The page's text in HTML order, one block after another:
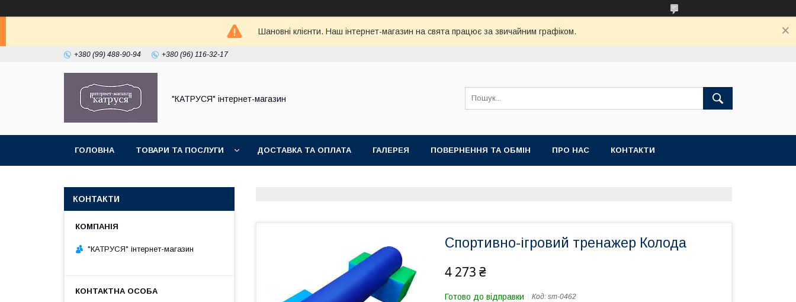
Шановні клієнти. Наш інтернет-магазин на свята працює за звичайним графіком.
+380 (99) 488-90-94 +380 (96) 116-32-17
"КАТРУСЯ" інтернет-магазин
ГОЛОВНА ТОВАРИ ТА ПОСЛУГИ ДОСТАВКА ТА ОПЛАТА ГАЛЕРЕЯ ПОВЕРНЕННЯ ТА ОБМІН ПРО НАС КОНТАКТИ
Спортивно-ігровий тренажер Колода
4 273 ₴
Готово до відправки Код: sm-0462
КОНТАКТИ
"КАТРУСЯ" інтернет-магазин